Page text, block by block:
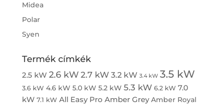
Midea
Polar
Syen
Termék címkék
2.5 kW 2.6 kW 2.7 kW 3.2 kW 3.4 kW 3.5 kW
3.6 kW 4.6 kW 5.0 kW 5.2 kW 5.3 kW 6.2 kW 7.0
kW 7.1 kW All Easy Pro Amber Grey Amber Royal